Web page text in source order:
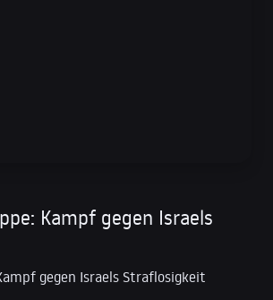
Kampf gegen Israels
gegen Israels Straflosigkeit